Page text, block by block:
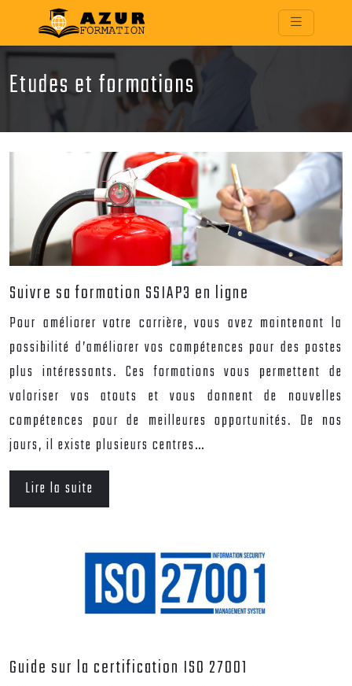
Etudes et formations
Suivre sa formation SSIAP3 en ligne
Pour améliorer votre carrière, vous avez maintenant la
possibilité d’améliorer vos compétences pour des postes
plus intéressants. Ces formations vous permettent de
valoriser vos atouts et vous donnent de nouvelles
compétences pour de meilleures opportunités. De nos
jours, il existe plusieurs centres…
Lire la suite
Guide sur la certification ISO 27001